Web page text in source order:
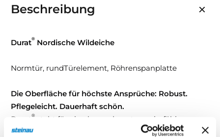
Beschreibung
Durat® Nordische Wildeiche
Normtür, rundTürelement, Röhrenspanplatte
Die Oberfläche für höchste Ansprüche: Robust.
Pflegeleicht. Dauerhaft schön.
Durat®
steht für eine besonders strapazierfähige
Melaminharz-Oberfläche, die in puncto Belastbarkeit